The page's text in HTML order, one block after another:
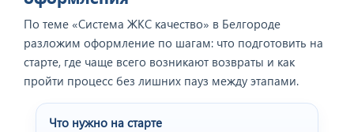
По теме «Система ЖКС качество» в Белгороде
разложим оформление по шагам: что подготовить на
старте, где чаще всего возникают возвраты и как
пройти процесс без лишних пауз между этапами.
Что нужно на старте